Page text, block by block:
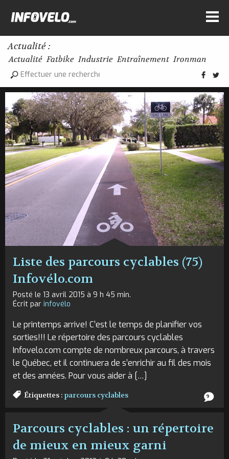
Actualité :
Actualité Fatbike Industrie Entraînement Ironman
Liste des parcours cyclables (75)
Infovélo.com
Posté le 13 avril 2015 à 9 h 45 min.
Écrit par infovélo
Le printemps arrive! C’est le temps de planifier vos
sorties!!! Le répertoire des parcours cyclables
Infovelo.com compte de nombreux parcours, à travers
le Québec, et il continuera de s’enrichir au fil des mois
et des années. Pour vous aider à […]
Étiquettes : parcours cyclables 9
Parcours cyclables : un répertoire
de mieux en mieux garni